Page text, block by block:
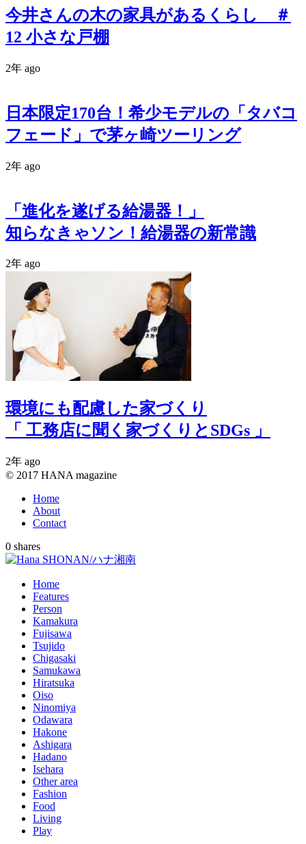
今井さんの木の家具があるくらし ＃
12 小さな戸棚
2年 ago
日本限定170台！希少モデルの「タバコ
フェード」で茅ヶ崎ツーリング
2年 ago
「進化を遂げる給湯器！」
知らなきゃソン！給湯器の新常識
2年 ago
環境にも配慮した家づくり
「 工務店に聞く家づくりとSDGs 」
2年 ago
© 2017 HANA magazine
Home
About
Contact
0 shares
Home
Features
Person
Kamakura
Fujisawa
Tsujido
Chigasaki
Samukawa
Hiratsuka
Oiso
Ninomiya
Odawara
Hakone
Ashigara
Hadano
Isehara
Other area
Fashion
Food
Living
Play